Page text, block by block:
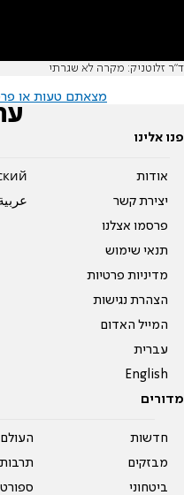
ד"ר זלוטניק: מקרה לא שגרתי
מצאתם טעות או
פנו אלינו
אודות
יצירת קשר
פרסמו אצלנו
תנאי שימוש
מדיניות פרטיות
הצהרת נגישות
המייל האדום
עברית
English
מדורים
חדשות
מבזקים
ביטחוני
תרבות
ספורט